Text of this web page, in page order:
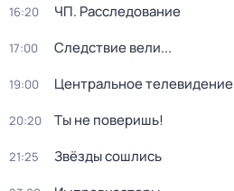
16:20 ЧП. Расследование
17:00 Следствие вели...
19:00 Центральное телевидение
20:20 Ты не поверишь!
21:25 Звёзды сошлись